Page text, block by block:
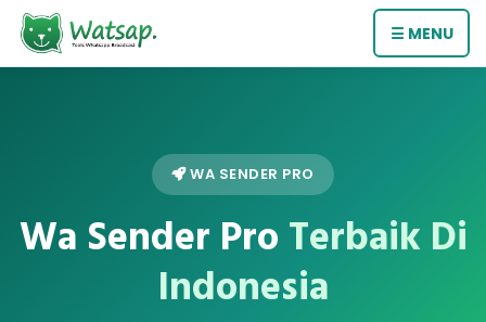
☰ MENU
WA SENDER PRO
Wa Sender ProTerbaik Di
Indonesia